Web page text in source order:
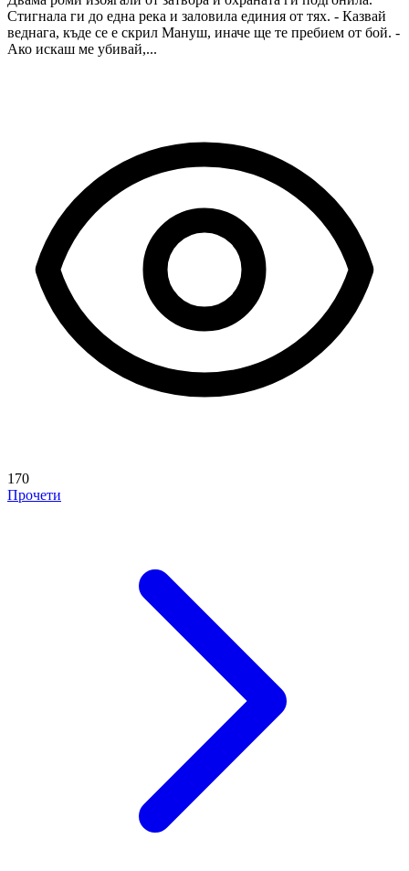
Стигнала ги до една река и заловила единия от тях. - Казвай
веднага, къде се е скрил Мануш, иначе ще те пребием от бой. -
Ако искаш ме убивай,...
170
Прочети